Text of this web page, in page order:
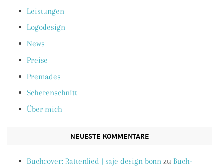
Leistungen
Logodesign
News
Preise
Premades
Scherenschnitt
Über mich
NEUESTE KOMMENTARE
Buchcover: Rattenlied | saje design bonn zu Buch-